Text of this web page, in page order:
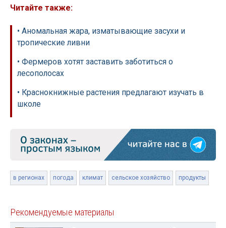
Читайте также:
• Аномальная жара, изматывающие засухи и
тропические ливни
• Фермеров хотят заставить заботиться о
лесополосах
• Краснокнижные растения предлагают изучать в
школе
в регионах погода климат сельское хозяйство продукты
Рекомендуемые материалы